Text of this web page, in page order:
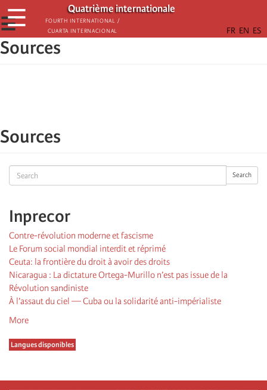
Aller
au
contenu
principal
Quatrième internationale
Fourth International /
Cuarta Internacional
☰
☰
Search Search
Inprecor
Contre-révolution moderne et fascisme
Le Forum social mondial interdit et réprimé
Ceuta: la frontière du droit à avoir des droits
Nicaragua : La dictature Ortega-Murillo n’est pas issue de la
Révolution sandiniste
À l’assaut du ciel — Cuba ou la solidarité anti-impérialiste
More
Langues disponibles
Sources
Sources